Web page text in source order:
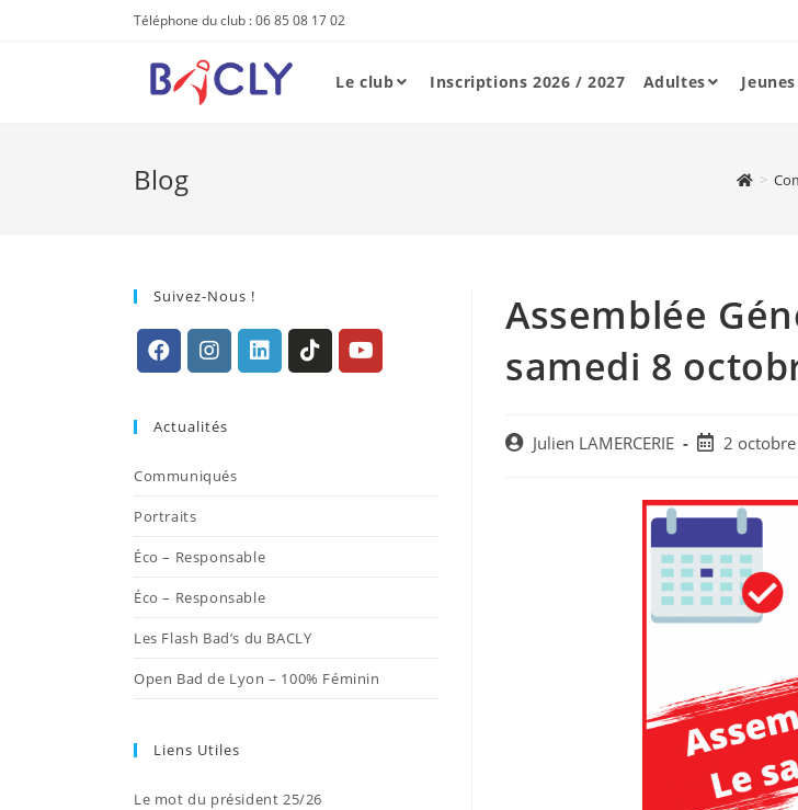
Téléphone du club : 06 85 08 17 02
Le club Inscriptions 2026 / 2027 Adultes Jeunes
Blog >
Assemblée
samedi 8
PostJulien LAMERCERIE
Post2
Suivez-Nous !
un
nouvel
nouvel
Actualités
Communiqués
Portraits
Éco – Responsable
Éco – Responsable
Les Flash Bad’s du BACLY
Open Bad de Lyon – 100% Féminin
Liens Utiles
Le mot du président 25/26